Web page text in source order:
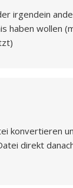
irgendein
haben wollen
konvertieren
direkt